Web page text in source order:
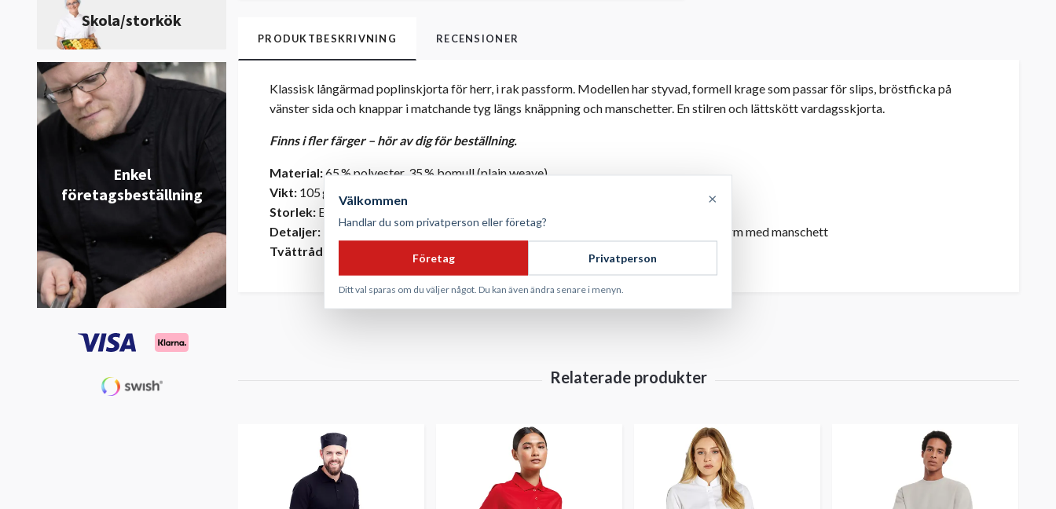
Skola/storkök
Enkel
företagsbeställning
PRODUKTBESKRIVNING RECENSIONER
Klassisk långärmad poplinskjorta för herr, i rak passform. Modellen har styvad, formell krage som passar för slips, bröstficka på
vänster sida och knappar i matchande tyg längs knäppning och manschetter. En stilren och lättskött vardagsskjorta.
Finns i fler färger – hör av dig för beställning.
Material:65 % polyester, 35 % bomull (plain weave)
Vikt: 105 g/m²
Storlek: Ej angiven
Detaljer: Formell krage, bröstficka vänster, knäppning med tygklädda knappar, lång ärm med manschett
Tvättråd:
Tvätt 40 °C, tvättas ut och in, mörka färger separat
Välkommen ×
Handlar du som privatperson eller företag?
Företag Privatperson
Ditt val sparas om du väljer något. Du kan även ändra senare i menyn.